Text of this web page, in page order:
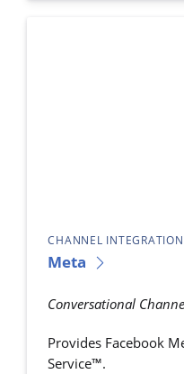
Meta
CHANNEL INTEGRATION
Conversational
Provides Facebook
Service™.